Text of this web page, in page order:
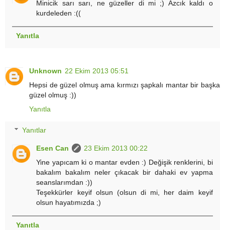
Minicik sarı sarı, ne güzeller di mi ;) Azcık kaldı o
kurdeleden :((
Yanıtla
Unknown 22 Ekim 2013 05:51
Hepsi de güzel olmuş ama kırmızı şapkalı mantar bir başka
güzel olmuş :))
Yanıtla
Yanıtlar
Esen Can
23 Ekim 2013 00:22
Yine yapıcam ki o mantar evden :) Değişik renklerini, bi
bakalım bakalım neler çıkacak bir dahaki ev yapma
seanslarımdan :))
Teşekkürler keyif olsun (olsun di mi, her daim keyif
olsun hayatımızda ;)
Yanıtla